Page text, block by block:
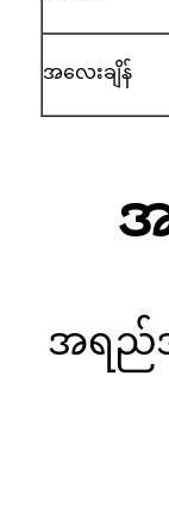
အလေးချိန်
အ
အရည်